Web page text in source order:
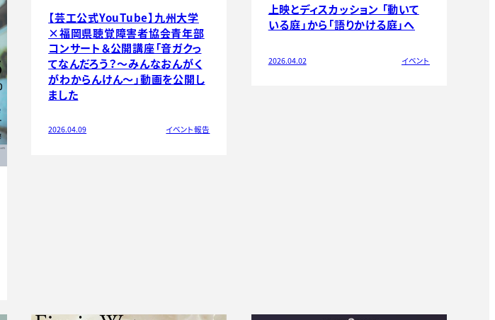
【芸工公式YouTube】九州大学
×福岡県聴覚障害者協会青年部
コンサート＆公開講座「音ガクっ
てなんだろう？～みんなおんがく
がわからんけん～」動画を公開し
ました
2026.04.09 イベント報告
上映とディスカッション 「動いて
いる庭」から「語りかける庭」へ
2026.04.02 イベント